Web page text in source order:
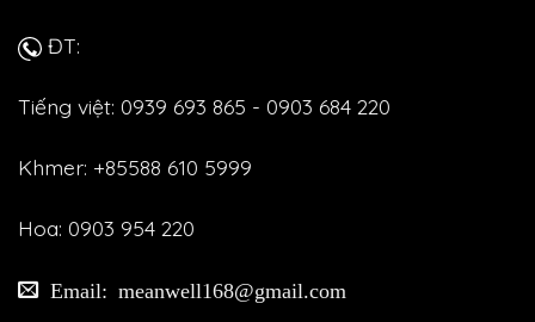
ĐT:
Tiếng việt: 0939 693 865 - 0903 684 220
Khmer: +85588 610 5999
Hoa: 0903 954 220
Email: meanwell168@gmail.com